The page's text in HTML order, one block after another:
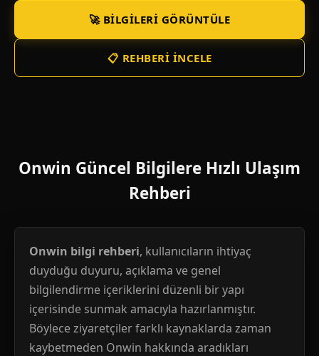
🚀 BILGILERI GÖRÜNTÜLE
📋 REHBERI İNCELE
Onwin Güncel Bilgilere Hızlı Ulaşım
Rehberi
Onwin bilgi rehberi, kullanıcıların ihtiyaç
duyduğu duyuru, açıklama ve genel
bilgilendirme içeriklerini düzenli bir yapı
içerisinde sunmak amacıyla hazırlanmıştır.
Böylece ziyaretçiler farklı kaynaklarda zaman
kaybetmeden Onwin hakkında aradıkları